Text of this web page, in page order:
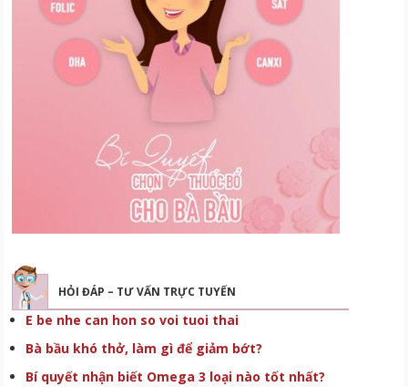
HỎI ĐÁP – TƯ VẤN TRỰC TUYẾN
E be nhe can hon so voi tuoi thai
Bà bầu khó thở, làm gì để giảm bớt?
Bí quyết nhận biết Omega 3 loại nào tốt nhất?